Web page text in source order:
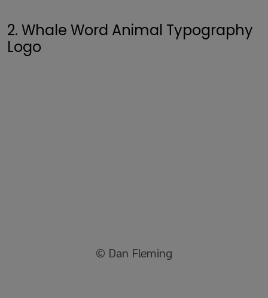
2. Whale Word Animal Typography
Logo
© Dan Fleming